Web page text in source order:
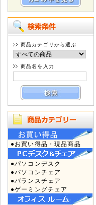
商品カテゴリから選ぶ
商品名を入力
●お買い得品・現品商品
●パソコンデスク
●パソコンチェア
●バランスチェア
●ゲーミングチェア